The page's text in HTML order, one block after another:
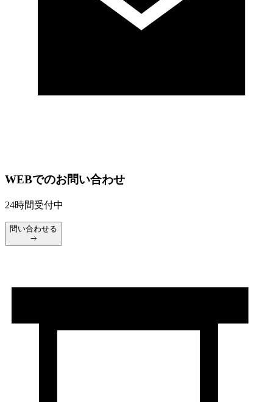
WEBでのお問い合わせ
24時間受付中
問い合わせる